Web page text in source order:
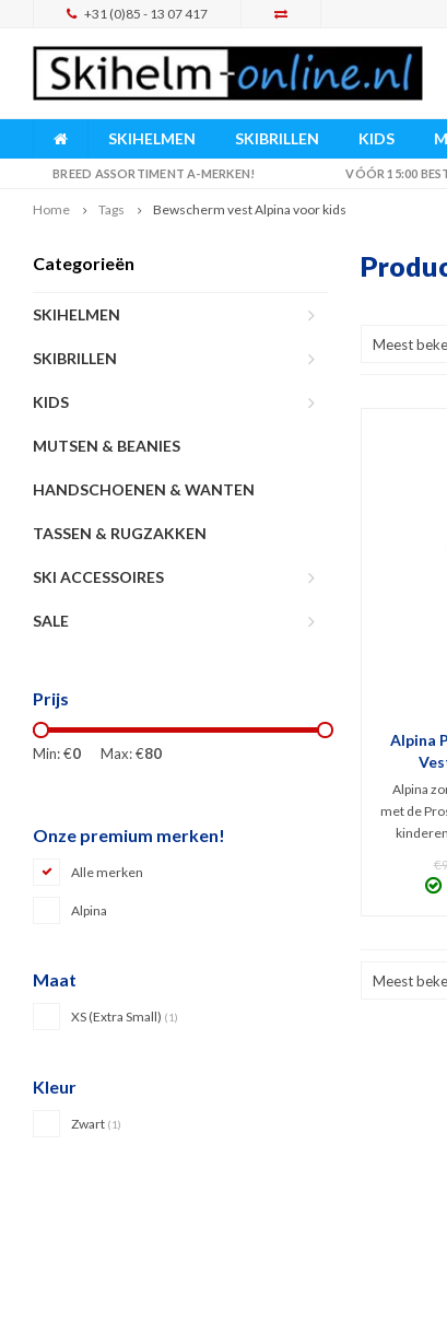
+31 (0)85 - 13 07 417
SKIHELMEN SKIBRILLEN KIDS
BREED ASSORTIMENT A-MERKEN! VÓÓR 15:00
Home Tags Bewscherm vest Alpina voor kids
Categorieën
SKIHELMEN
SKIBRILLEN
KIDS
MUTSEN & BEANIES
HANDSCHOENEN & WANTEN
TASSEN & RUGZAKKEN
SKI ACCESSOIRES
SALE
Prijs
Min: €0 Max: €80
Onze premium merken!
Alle merken
Alpina
Maat
XS (Extra Small) (1)
Kleur
Zwart (1)
Meest
Alpina
Alpina
met de
laagje
Meest